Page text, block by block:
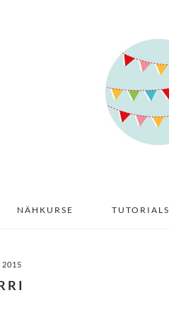
NÄHKURSE TUTORIALS
2015